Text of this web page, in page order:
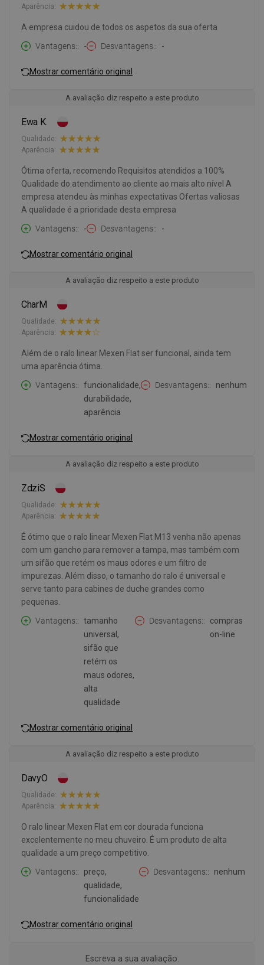
Aparência:
A empresa cuidou de todos os aspetos da sua oferta
Vantagens:
- Desvantagens: -
Mostrar comentário original
A avaliação diz respeito a este produto
Ewa K.
Qualidade:
Aparência:
Ótima oferta, recomendo Requisitos atendidos a 100%
Qualidade do atendimento ao cliente ao mais alto nível A
empresa atendeu às minhas expectativas Ofertas valiosas
A qualidade é a prioridade desta empresa
Vantagens:
- Desvantagens: -
Mostrar comentário original
A avaliação diz respeito a este produto
CharM
Qualidade:
Aparência:
Além de o ralo linear Mexen Flat ser funcional, ainda tem
uma aparência ótima.
Vantagens:
funcionalidade,
durabilidade,
aparência
Desvantagens: nenhum
Mostrar comentário original
A avaliação diz respeito a este produto
ZdziS
Qualidade:
Aparência:
É ótimo que o ralo linear Mexen Flat M13 venha não apenas
com um gancho para remover a tampa, mas também com
um sifão que retém os maus odores e um filtro de
impurezas. Além disso, o tamanho do ralo é universal e
serve tanto para cabines de duche grandes como
pequenas.
Vantagens:
tamanho
universal,
sifão que
retém os
maus odores,
alta
qualidade
Desvantagens:
compras
on-line
Mostrar comentário original
A avaliação diz respeito a este produto
DavyO
Qualidade:
Aparência:
O ralo linear Mexen Flat em cor dourada funciona
excelentemente no meu chuveiro. É um produto de alta
qualidade a um preço competitivo.
Vantagens:
preço,
qualidade,
funcionalidade
Desvantagens: nenhum
Mostrar comentário original
Escreva a sua avaliação.